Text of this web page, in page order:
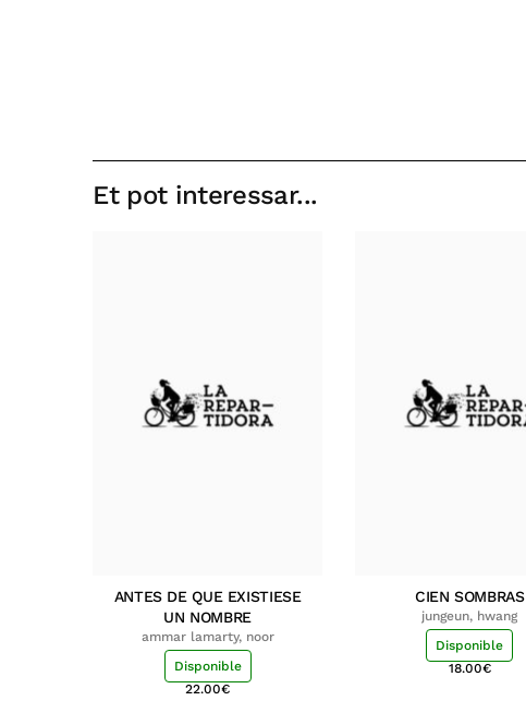
Et pot interessar...
ANTES DE QUE EXISTIESE
UN NOMBRE
ammar lamarty, noor
Disponible
22.00€
CIEN SOMBRAS
jungeun, hwang
Disponible
18.00€